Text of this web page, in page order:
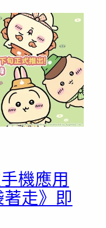
機應用
走》即